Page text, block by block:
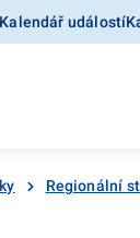
Kalendář událostí
Regionální